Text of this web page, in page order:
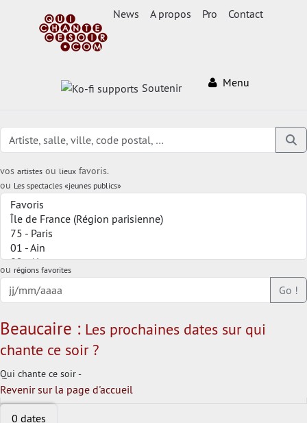
News A propos Pro Contact
Soutenir Menu
vos artistes ou lieux favoris.
ou Les spectacles «jeunes publics»
ou régions favorites
Go !
Beaucaire : Les prochaines dates sur qui
chante ce soir ?
Qui chante ce soir -
Revenir sur la page d'accueil
0 dates